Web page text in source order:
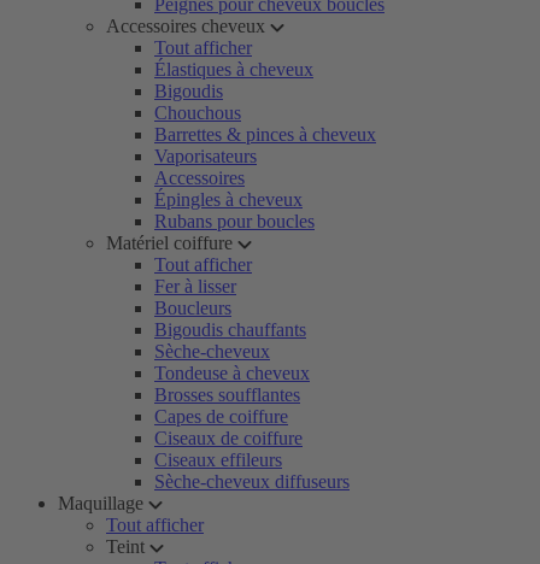
Peignes pour cheveux bouclés
Accessoires cheveux
Tout afficher
Élastiques à cheveux
Bigoudis
Chouchous
Barrettes & pinces à cheveux
Vaporisateurs
Accessoires
Épingles à cheveux
Rubans pour boucles
Matériel coiffure
Tout afficher
Fer à lisser
Boucleurs
Bigoudis chauffants
Sèche-cheveux
Tondeuse à cheveux
Brosses soufflantes
Capes de coiffure
Ciseaux de coiffure
Ciseaux effileurs
Sèche-cheveux diffuseurs
Maquillage
Tout afficher
Teint